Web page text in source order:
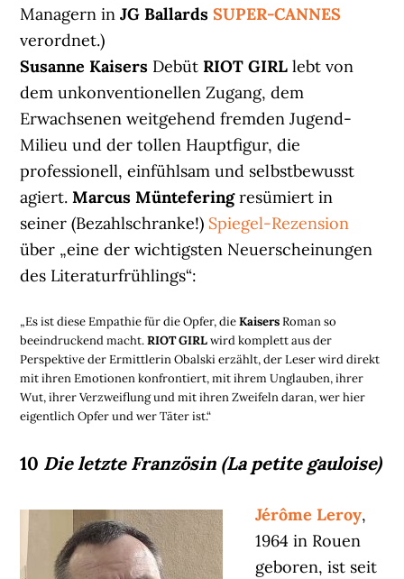
Managern inJG BallardsSUPER-CANNES
verordnet.)
Susanne Kaisers DebütRIOT GIRL lebt von
dem unkonventionellen Zugang, dem
Erwachsenen weitgehend fremden Jugend-
Milieu und der tollen Hauptfigur, die
professionell, einfühlsam und selbstbewusst
agiert.Marcus Münteferingresümiert in
seiner (Bezahlschranke!) Spiegel-Rezension
über „eine der wichtigsten Neuerscheinungen
des Literaturfrühlings“:
„Es ist diese Empathie für die Opfer, dieKaisersRoman so
beeindruckend macht.RIOT GIRLwird komplett aus der
Perspektive der Ermittlerin Obalski erzählt, der Leser wird direkt
mit ihren Emotionen konfrontiert, mit ihrem Unglauben, ihrer
Wut, ihrer Verzweiflung und mit ihren Zweifeln daran, wer hier
eigentlich Opfer und wer Täter ist.“
10 Die letzte Französin (La petite gauloise)
Jérôme Leroy,
1964 in Rouen
geboren, ist seit